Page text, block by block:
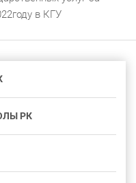
в КГУ
РК